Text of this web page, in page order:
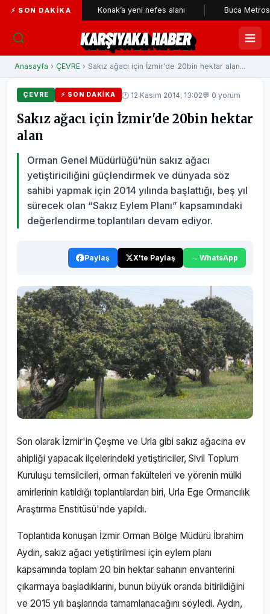
⚡ SON DAKIKAKonak’a yeni nefes alanı Buca Metrosu'nda
KARŞIYAKA HABER
Anasayfa › ÇEVRE › Sakız ağacı için İzmir'de 20bin hektar alan...
ÇEVRE ⚡ SON DAKIKA 🕐 12 Kasım 2014, 13:02💬 0 yorum
Sakız ağacı için İzmir'de 20bin hektar
alan
Orman Genel Müdürlüğü’nün sakız ağacı
yetiştiriciliğini güçlendirmek ve dünyada söz
sahibi yapmak için 2014 yılında başlattığı, beş yıl
sürecek olan “Sakız Eylem Planı” kapsamındaki
değerlendirme toplantıları devam ediyor.
Paylaş X'te Paylaş WhatsApp
Son olarak İzmir'in Çeşme ve Urla gibi sakız ağacına ev
ahipliği yapacak ilçelerindeki yetiştiriciler, Sivil Toplum
Kuruluşu temsilcileri, orman fakülteleri ve yörenin mülki
amirlerinin katıldığı toplantılardan biri, Urla Ege Ormancılık
Araştırma Enstitüsü'nde yapıldı.
Toplantıda konuşan İzmir Orman Bölge Müdürü İbrahim
Aydın, sakız ağacı yetiştirilmesi için eylem planı
kapsamında toplam 20 bin hektar sahanın envanterini
çıkarmaya başladıklarını, bunun büyük oranda bitirildiğini
ve 2015 yılı başlarında tamamlanacağını söyledi. Aydın,